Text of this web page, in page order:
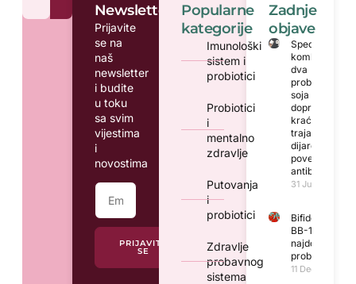
Newsletter
Prijavite
se na
naš
newsletter
i budite
u toku
sa svim
vijestima
i
novostima
PRIJAVITE
SE
Popularne
kategorije
Imunološki
sistem i
probiotici
Probiotici
i
mentalno
zdravlje
Putovanja
i
probiotici
Zdravlje
probavnog
sistema
Zadnje
objave
Specifična
kombinacija
dva
probiotička
soja može
doprinijeti
kraćem
trajanju
dijareje
povezane s
antibioticima
31 Jula, 2026
BB-12® –
probiotik na
11 Decembra,